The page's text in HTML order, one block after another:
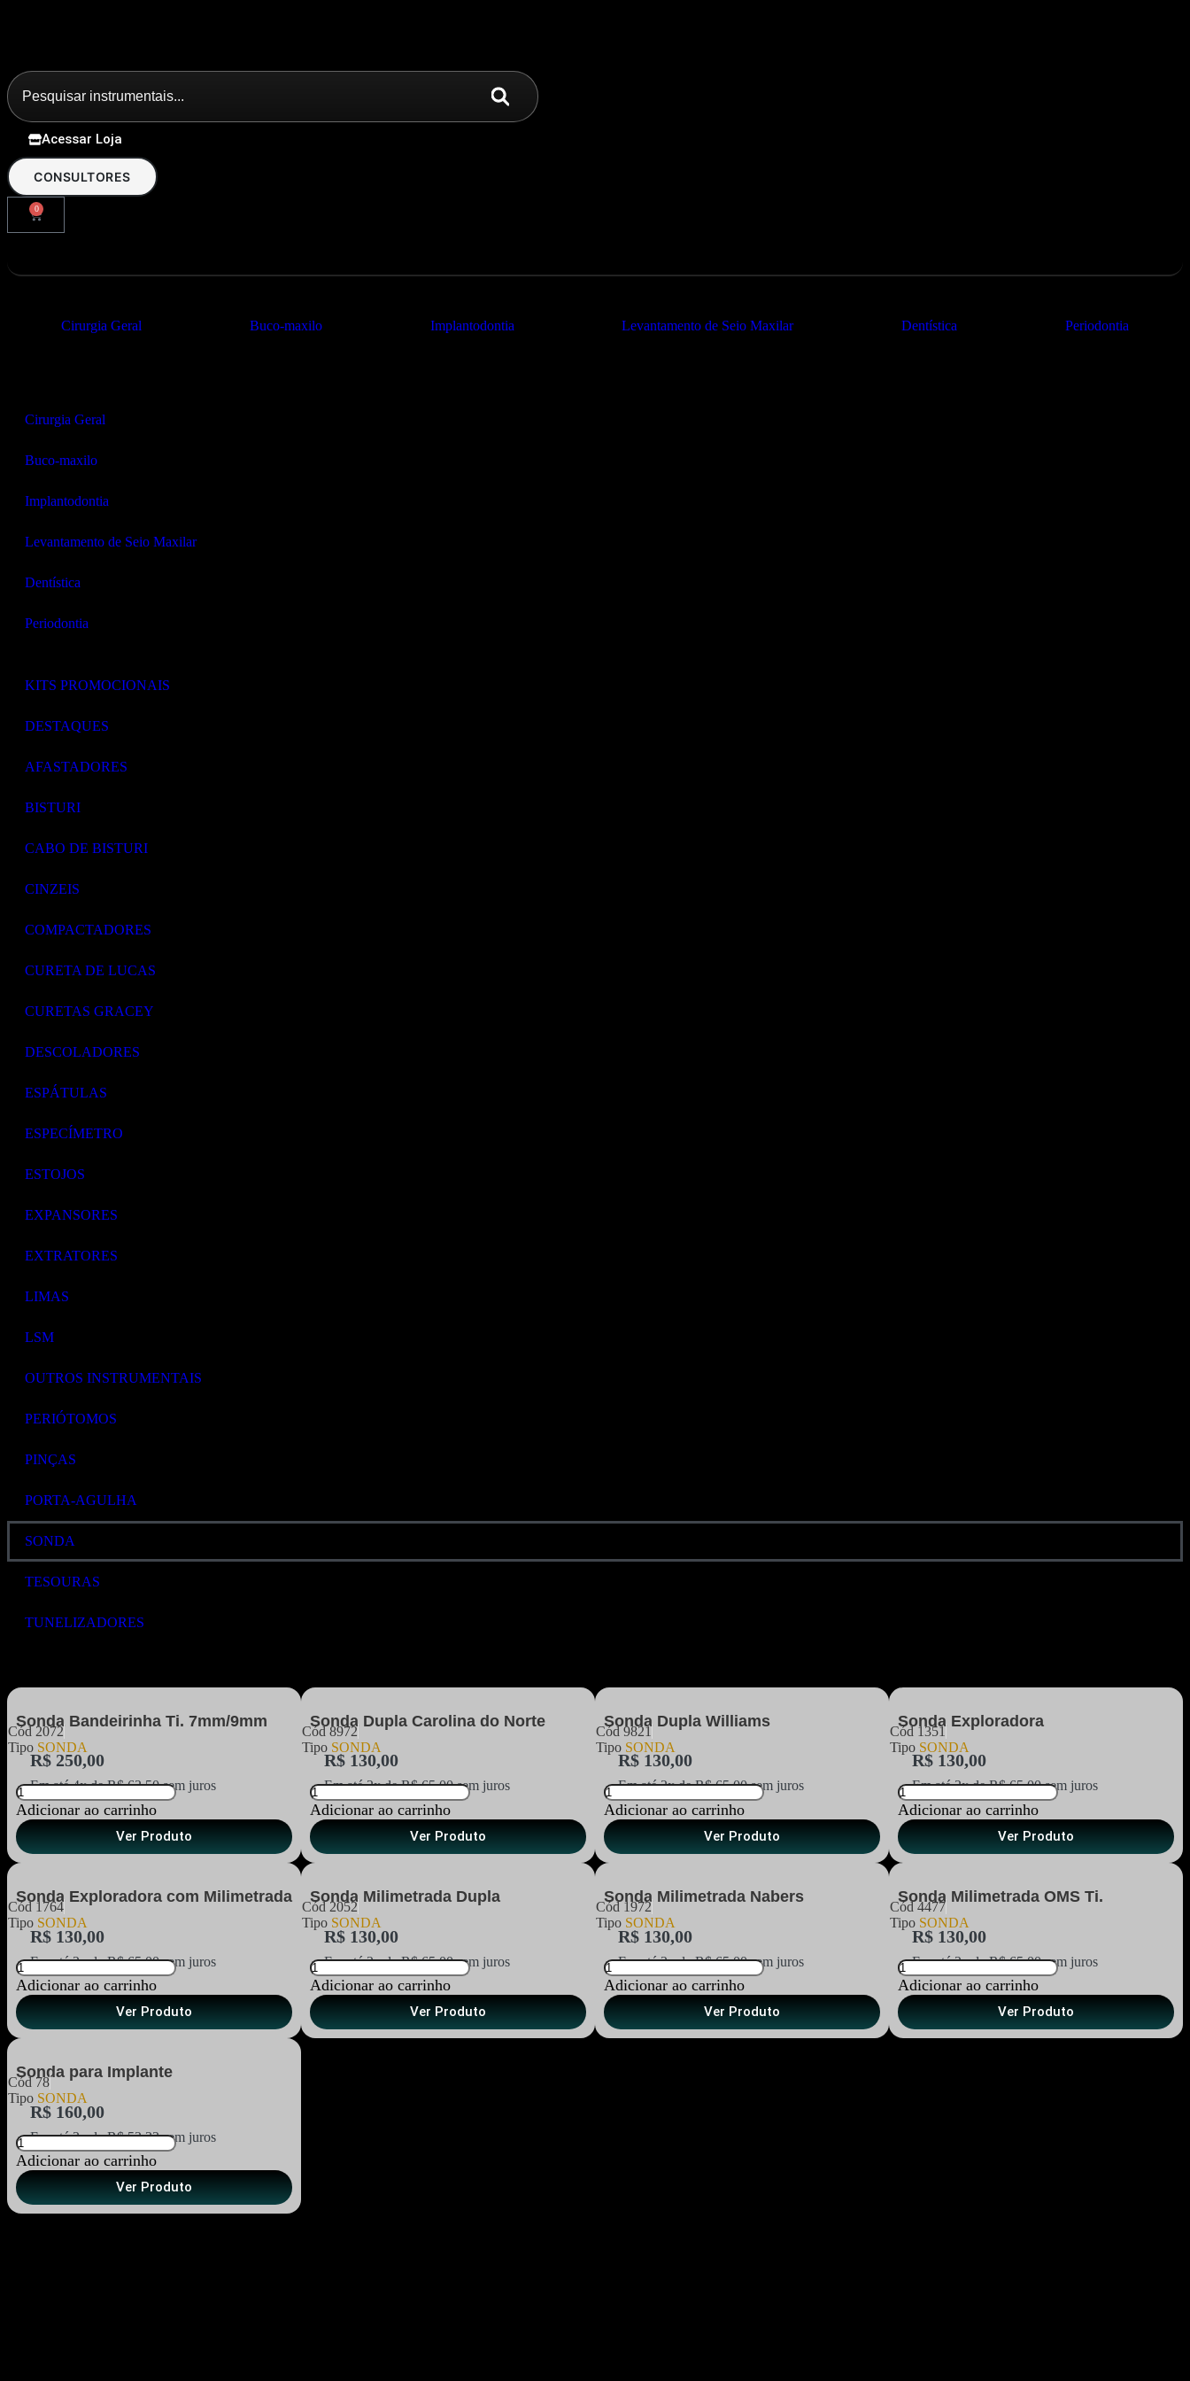
Acessar Loja
CONSULTORES
0
Cirurgia Geral Buco-maxilo Implantodontia Levantamento de Seio Maxilar Dentística Periodontia
Cirurgia Geral
Buco-maxilo
Implantodontia
Levantamento de Seio Maxilar
Dentística
Periodontia
KITS PROMOCIONAIS
DESTAQUES
AFASTADORES
BISTURI
CABO DE BISTURI
CINZEIS
COMPACTADORES
CURETA DE LUCAS
CURETAS GRACEY
DESCOLADORES
ESPÁTULAS
ESPECÍMETRO
ESTOJOS
EXPANSORES
EXTRATORES
LIMAS
LSM
OUTROS INSTRUMENTAIS
PERIÓTOMOS
PINÇAS
PORTA-AGULHA
SONDA
TESOURAS
TUNELIZADORES
Sonda Bandeirinha Ti. 7mm/9mm
Cód2072
Tipo SONDA
R$250,00
Em até 4x deR$62,50sem juros
Adicionar ao carrinho
Ver Produto
Sonda Dupla Carolina do Norte
Cód8972
Tipo SONDA
R$130,00
Em até 2x deR$65,00sem juros
Adicionar ao carrinho
Ver Produto
Sonda Dupla Williams
Cód9821
Tipo SONDA
R$130,00
Em até 2x deR$65,00sem juros
Adicionar ao carrinho
Ver Produto
Sonda Exploradora
Cód1351
Tipo SONDA
R$130,00
Em até 2x deR$65,00sem juros
Adicionar ao carrinho
Ver Produto
Sonda Exploradora com Milimetrada
Cód1764
Tipo SONDA
R$130,00
Em até 2x deR$65,00sem juros
Adicionar ao carrinho
Ver Produto
Sonda Milimetrada Dupla
Cód2052
Tipo SONDA
R$130,00
Em até 2x deR$65,00sem juros
Adicionar ao carrinho
Ver Produto
Sonda Milimetrada Nabers
Cód1972
Tipo SONDA
R$130,00
Em até 2x deR$65,00sem juros
Adicionar ao carrinho
Ver Produto
Sonda Milimetrada OMS Ti.
Cód4477
Tipo SONDA
R$130,00
Em até 2x deR$65,00sem juros
Adicionar ao carrinho
Ver Produto
Sonda para Implante
Cód78
Tipo SONDA
R$160,00
Em até 3x deR$53,33sem juros
Adicionar ao carrinho
Ver Produto